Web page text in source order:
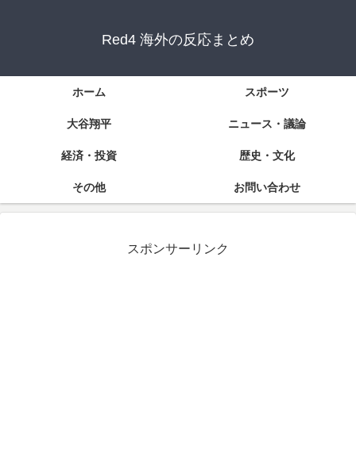
Red4 海外の反応まとめ
ホーム スポーツ
大谷翔平 ニュース・議論
経済・投資 歴史・文化
その他 お問い合わせ
スポンサーリンク